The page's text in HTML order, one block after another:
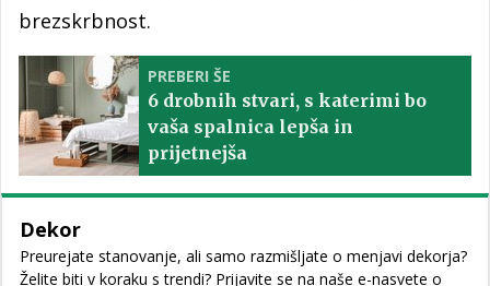
brezskrbnost.
PREBERI ŠE
6 drobnih stvari, s katerimi bo
vaša spalnica lepša in
prijetnejša
Dekor
Preurejate stanovanje, ali samo razmišljate o menjavi dekorja?
Želite biti v koraku s trendi? Prijavite se na naše e-nasvete o